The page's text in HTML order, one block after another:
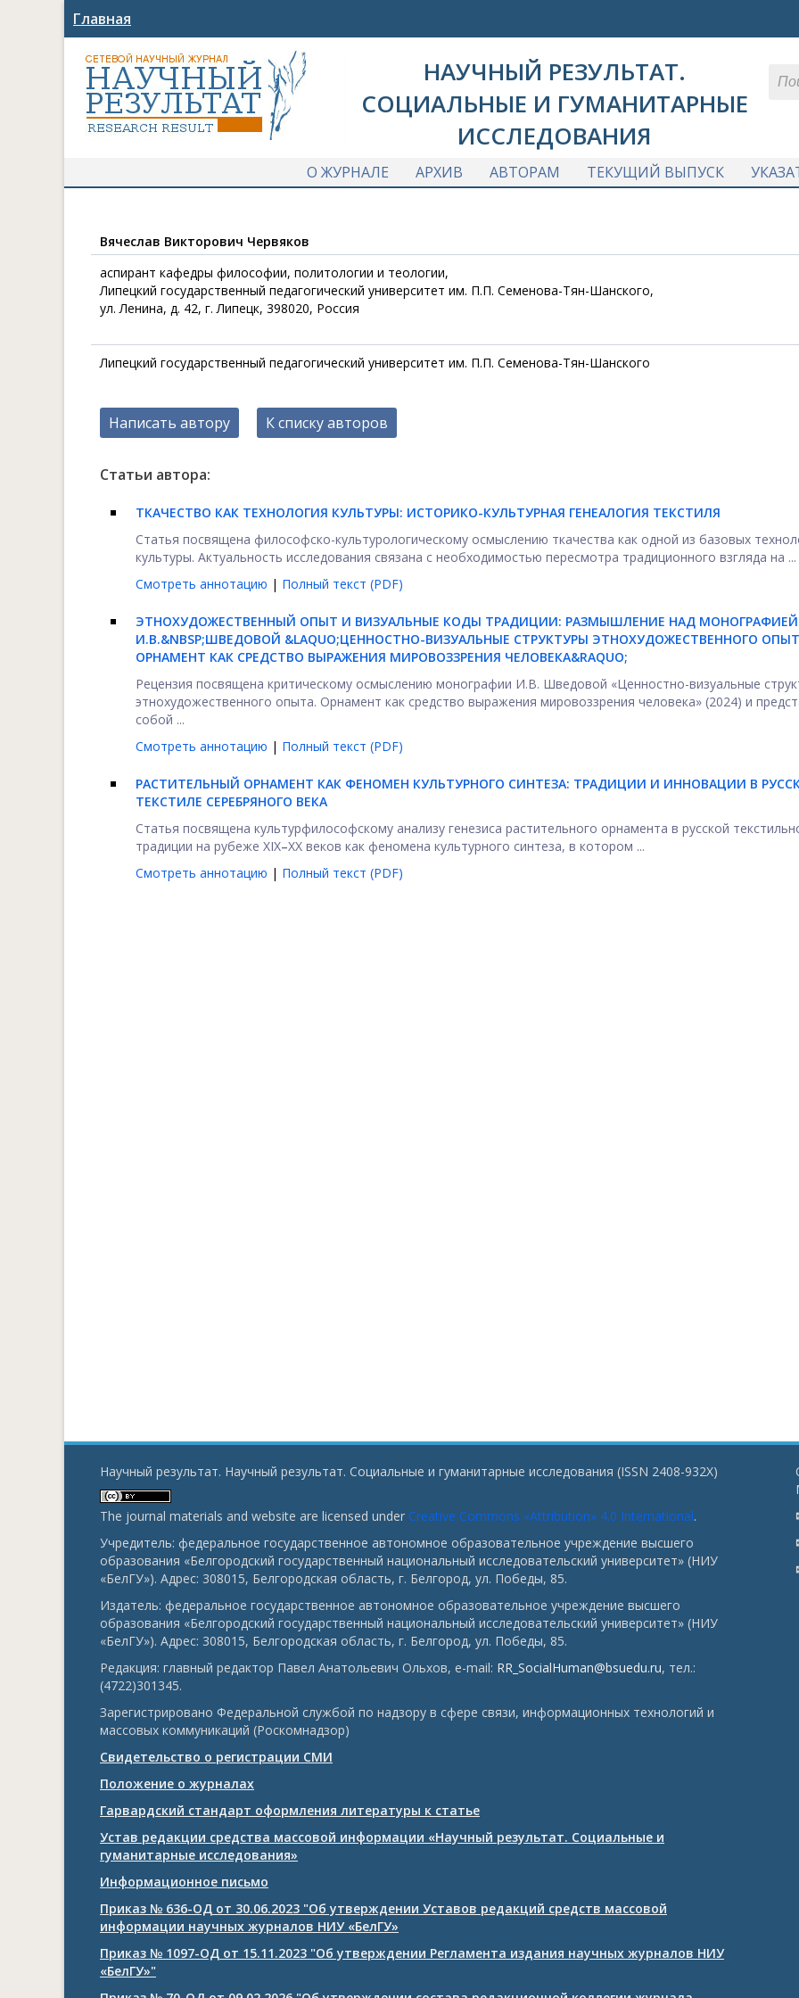
Главная
НАУЧНЫЙ РЕЗУЛЬТАТ.
СОЦИАЛЬНЫЕ И ГУМАНИТАРНЫЕ
ИССЛЕДОВАНИЯ
О ЖУРНАЛЕ АРХИВ АВТОРАМ ТЕКУЩИЙ ВЫПУСК
Вячеслав Викторович Червяков
аспирант кафедры философии, политологии и теологии,
Липецкий государственный педагогический университет им. П.П. Семенова-Тян-Шанского,
ул. Ленина, д. 42, г. Липецк, 398020, Россия
Липецкий государственный педагогический университет им. П.П. Семенова-Тян-Шанского
Написать автору К списку авторов
Статьи автора:
ТКАЧЕСТВО КАК ТЕХНОЛОГИЯ КУЛЬТУРЫ: ИСТОРИКО-КУЛЬТУРНАЯ ГЕНЕАЛОГИЯ ТЕКСТИЛЯ
Статья посвящена философско-культурологическому осмыслению ткачества как одной из базовых
культуры. Актуальность исследования связана с необходимостью пересмотра традиционного взгляда на ...
Смотреть аннотацию | Полный текст (PDF)
ЭТНОХУДОЖЕСТВЕННЫЙ ОПЫТ И ВИЗУАЛЬНЫЕ КОДЫ ТРАДИЦИИ: РАЗМЫШЛЕНИЕ НАД МОНОГРАФИЕЙ
И.В.&NBSP;ШВЕДОВОЙ &LAQUO;ЦЕННОСТНО-ВИЗУАЛЬНЫЕ СТРУКТУРЫ ЭТНОХУДОЖЕСТВЕННОГО
ОРНАМЕНТ КАК СРЕДСТВО ВЫРАЖЕНИЯ МИРОВОЗЗРЕНИЯ ЧЕЛОВЕКА&RAQUO;
Рецензия посвящена критическому осмыслению монографии И.В. Шведовой «Ценностно-визуальные
этнохудожественного опыта. Орнамент как средство выражения мировоззрения человека» (2024) и
собой ...
Смотреть аннотацию | Полный текст (PDF)
РАСТИТЕЛЬНЫЙ ОРНАМЕНТ КАК ФЕНОМЕН КУЛЬТУРНОГО СИНТЕЗА: ТРАДИЦИИ И ИННОВАЦИИ В
ТЕКСТИЛЕ СЕРЕБРЯНОГО ВЕКА
Статья посвящена культурфилософскому анализу генезиса растительного орнамента в русской
традиции на рубеже XIX–XX веков как феномена культурного синтеза, в котором ...
Смотреть аннотацию | Полный текст (PDF)
Научный результат. Научный результат. Социальные и гуманитарные исследования (ISSN 2408-932X)
The journal materials and website are licensed under Creative Commons «Attribution» 4.0 International.
Учредитель: федеральное государственное автономное образовательное учреждение высшего
образования «Белгородский государственный национальный исследовательский университет» (НИУ
«БелГУ»). Адрес: 308015, Белгородская область, г. Белгород, ул. Победы, 85.
Издатель: федеральное государственное автономное образовательное учреждение высшего
образования «Белгородский государственный национальный исследовательский университет» (НИУ
«БелГУ»). Адрес: 308015, Белгородская область, г. Белгород, ул. Победы, 85.
Редакция: главный редактор Павел Анатольевич Ольхов, e-mail: RR_SocialHuman@bsuedu.ru, тел.:
(4722)301345.
Зарегистрировано Федеральной службой по надзору в сфере связи, информационных технологий и
массовых коммуникаций (Роскомнадзор)
Свидетельство о регистрации СМИ
Положение о журналах
Гарвардский стандарт оформления литературы к статье
Устав редакции средства массовой информации «Научный результат. Социальные и
гуманитарные исследования»
Информационное письмо
Приказ № 636-ОД от 30.06.2023 "Об утверждении Уставов редакций средств массовой
информации научных журналов НИУ «БелГУ»
Приказ № 1097-ОД от 15.11.2023 "Об утверждении Регламента издания научных журналов НИУ
«БелГУ»"